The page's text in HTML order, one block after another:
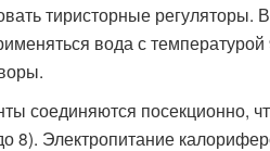
тиристорные регуляторы.
вода с
соединяются посекционно,
8). Электропитание